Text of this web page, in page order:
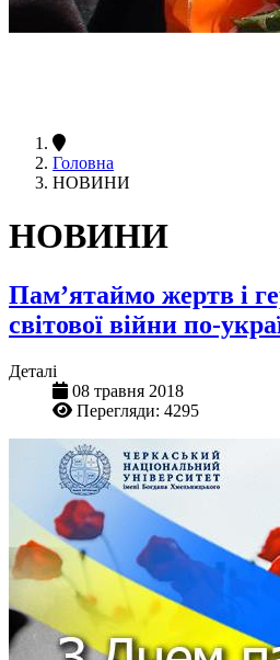
Головна
НОВИНИ
НОВИНИ
Пам’ятаймо жертв і
світової війни по-
Деталі
08 травня 2018
Перегляди: 4295